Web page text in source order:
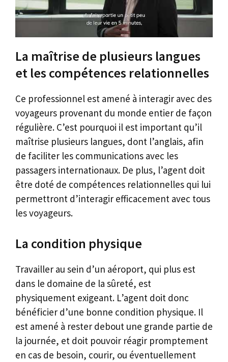
La maîtrise de plusieurs langues
et les compétences relationnelles
Ce professionnel est amené à interagir avec des
voyageurs provenant du monde entier de façon
régulière. C’est pourquoi il est important qu’il
maîtrise plusieurs langues, dont l’anglais, afin
de faciliter les communications avec les
passagers internationaux. De plus, l’agent doit
être doté de compétences relationnelles qui lui
permettront d’interagir efficacement avec tous
les voyageurs.
La condition physique
Travailler au sein d’un aéroport, qui plus est
dans le domaine de la sûreté, est
physiquement exigeant. L’agent doit donc
bénéficier d’une bonne condition physique. Il
est amené à rester debout une grande partie de
la journée, et doit pouvoir réagir promptement
en cas de besoin, courir, ou éventuellement